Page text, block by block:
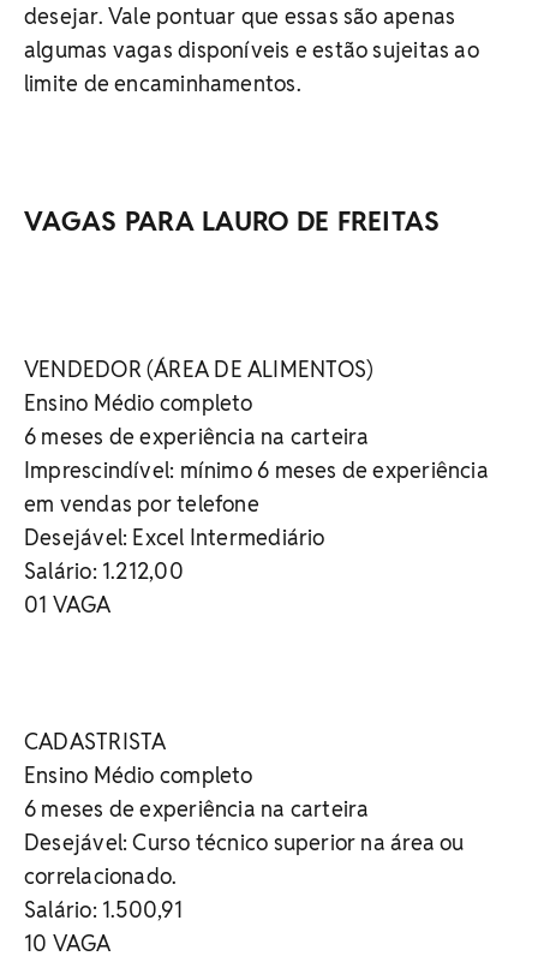
desejar. Vale pontuar que essas são apenas
algumas vagas disponíveis e estão sujeitas ao
limite de encaminhamentos.
VAGAS PARA LAURO DE FREITAS
VENDEDOR (ÁREA DE ALIMENTOS)
Ensino Médio completo
6 meses de experiência na carteira
Imprescindível: mínimo 6 meses de experiência
em vendas por telefone
Desejável: Excel Intermediário
Salário: 1.212,00
01 VAGA
CADASTRISTA
Ensino Médio completo
6 meses de experiência na carteira
Desejável: Curso técnico superior na área ou
correlacionado.
Salário: 1.500,91
10 VAGA